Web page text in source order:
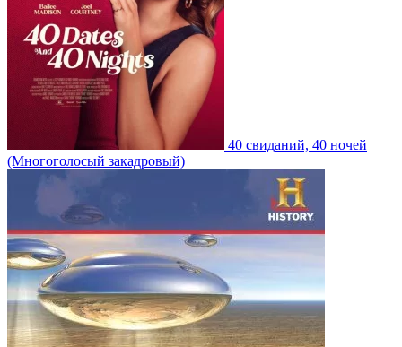
40 свиданий, 40 ночей
(Многоголосый закадровый)